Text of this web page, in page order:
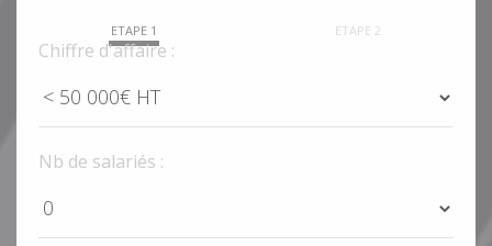
ETAPE 1 ETAPE 2
Chiffre d'affaire :
Nb de salariés :